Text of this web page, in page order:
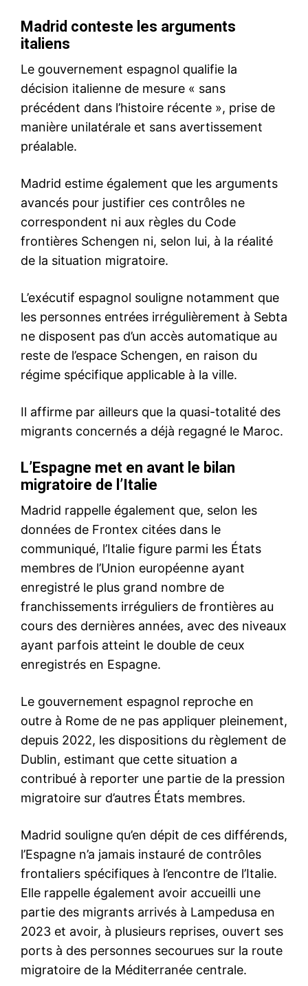
Related
homologue gambien, porteur
d’un message écrit du
Président de la Gambie à SM
4 June 2025
In "Diplomatie"
porteur d’un message au Roi
Mohammed VI
18 June 2026
In "Diplomatie"
Le Maroc et la Gambie
signent un accord de
coopération militaire à Rabat
29 October 2025